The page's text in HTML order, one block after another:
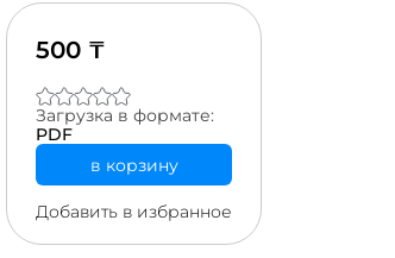
500 ₸
Загрузка в формате:
PDF
в корзину
Добавить в избранное